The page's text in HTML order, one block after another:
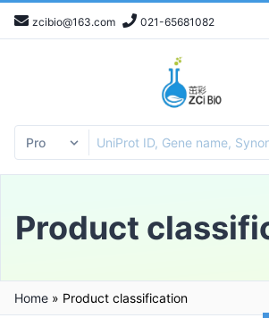
zcibio@163.com 021-65681082
Product
Home » Product classification